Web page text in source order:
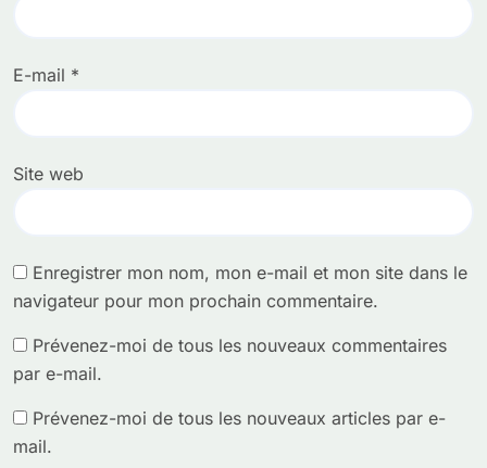
E-mail *
Site web
Enregistrer mon nom, mon e-mail et mon site dans le
navigateur pour mon prochain commentaire.
Prévenez-moi de tous les nouveaux commentaires
par e-mail.
Prévenez-moi de tous les nouveaux articles par e-
mail.